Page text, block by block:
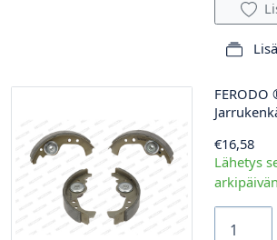
FERODO
€16,58
Lähetys